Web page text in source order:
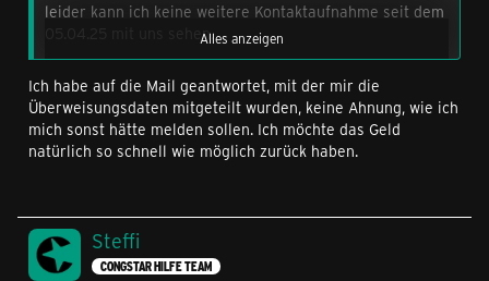
leider kann ich keine weitere Kontaktaufnahme seit dem
05.04.25 mit uns sehen.
Dein Betrag ist eingegangen, wurde mit dem Gerät aber
noch nicht verrechnet, da es keine weitere Meldung von
dir gab, das du überwiesen hast.
raten des iPhone 15 Pro Max gedacht war. Die Kollegen
können dann den Ratenplan beenden. Der Betrag, der
zusätzlich abgezogen wurde, kann dir natürlich erstattet
Alles anzeigen
Ich habe auf die Mail geantwortet, mit der mir die
Überweisungsdaten mitgeteilt wurden, keine Ahnung, wie ich
mich sonst hätte melden sollen. Ich möchte das Geld
natürlich so schnell wie möglich zurück haben.
Steffi
CONGSTAR HILFE TEAM